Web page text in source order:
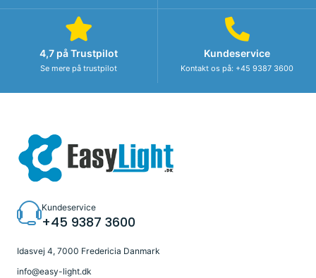
4,7 på Trustpilot
Se mere på trustpilot
Kundeservice
Kontakt os på: +45 9387 3600
Kundeservice
+45 9387 3600
Idasvej 4, 7000 Fredericia Danmark
info@easy-light.dk